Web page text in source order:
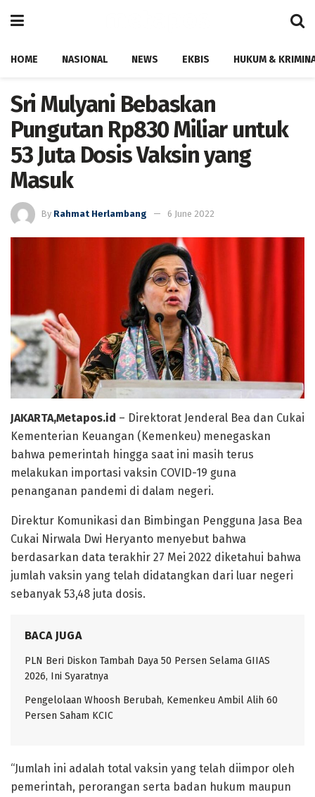
HOME NASIONAL NEWS EKBIS HUKUM &
Sri Mulyani Bebaskan
Pungutan Rp830 Miliar untuk
53 Juta Dosis Vaksin yang
Masuk
By Rahmat Herlambang 6 June 2022
JAKARTA,Metapos.id – Direktorat Jenderal Bea dan Cukai
Kementerian Keuangan (Kemenkeu) menegaskan
bahwa pemerintah hingga saat ini masih terus
melakukan importasi vaksin COVID-19 guna
penanganan pandemi di dalam negeri.
Direktur Komunikasi dan Bimbingan Pengguna Jasa Bea
Cukai Nirwala Dwi Heryanto menyebut bahwa
berdasarkan data terakhir 27 Mei 2022 diketahui bahwa
jumlah vaksin yang telah didatangkan dari luar negeri
sebanyak 53,48 juta dosis.
BACA JUGA
PLN Beri Diskon Tambah Daya 50 Persen Selama GIIAS
2026, Ini Syaratnya
Pengelolaan Whoosh Berubah, Kemenkeu Ambil Alih 60
Persen Saham KCIC
“Jumlah ini adalah total vaksin yang telah diimpor oleh
pemerintah, perorangan serta badan hukum maupun